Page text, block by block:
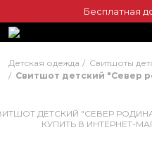
Бесплатная
Детская одежда
Свитшоты
Свитшот детский "Север